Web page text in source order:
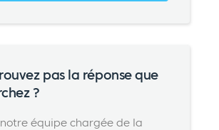
pas la réponse que
?
équipe chargée de la